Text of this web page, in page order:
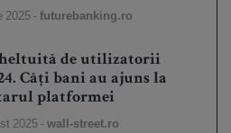
2025 -futurebanking.ro
de utilizatorii
Câți bani au ajuns la
platformei
2025 -wall-street.ro